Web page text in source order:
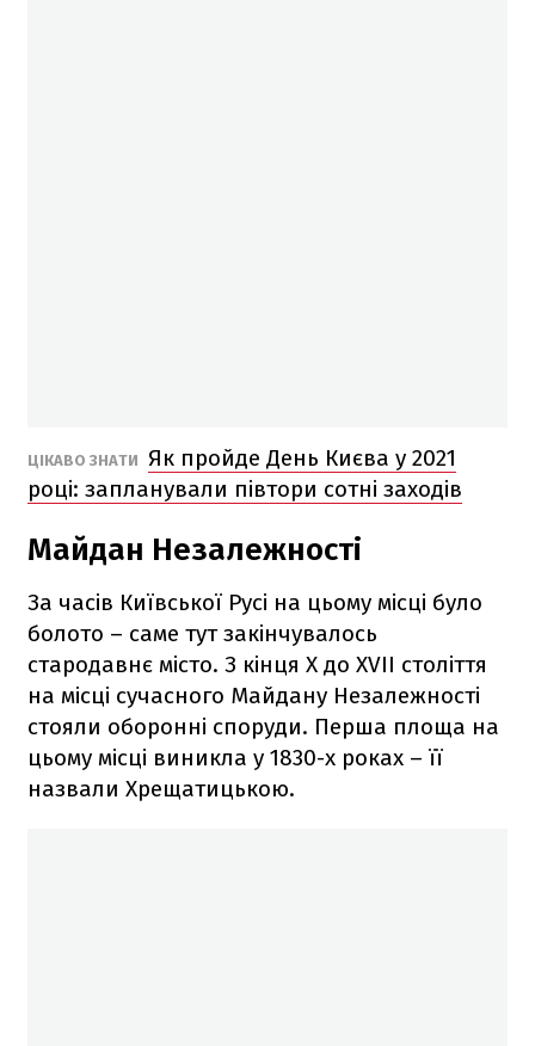
ЦІКАВО ЗНАТИ
Як пройде День Києва у 2021
році: запланували півтори сотні заходів
Майдан Незалежності
За часів Київської Русі на цьому місці було
болото – саме тут закінчувалось
стародавнє місто. З кінця X до XVII століття
на місці сучасного Майдану Незалежності
стояли оборонні споруди. Перша площа на
цьому місці виникла у 1830-х роках – її
назвали Хрещатицькою.